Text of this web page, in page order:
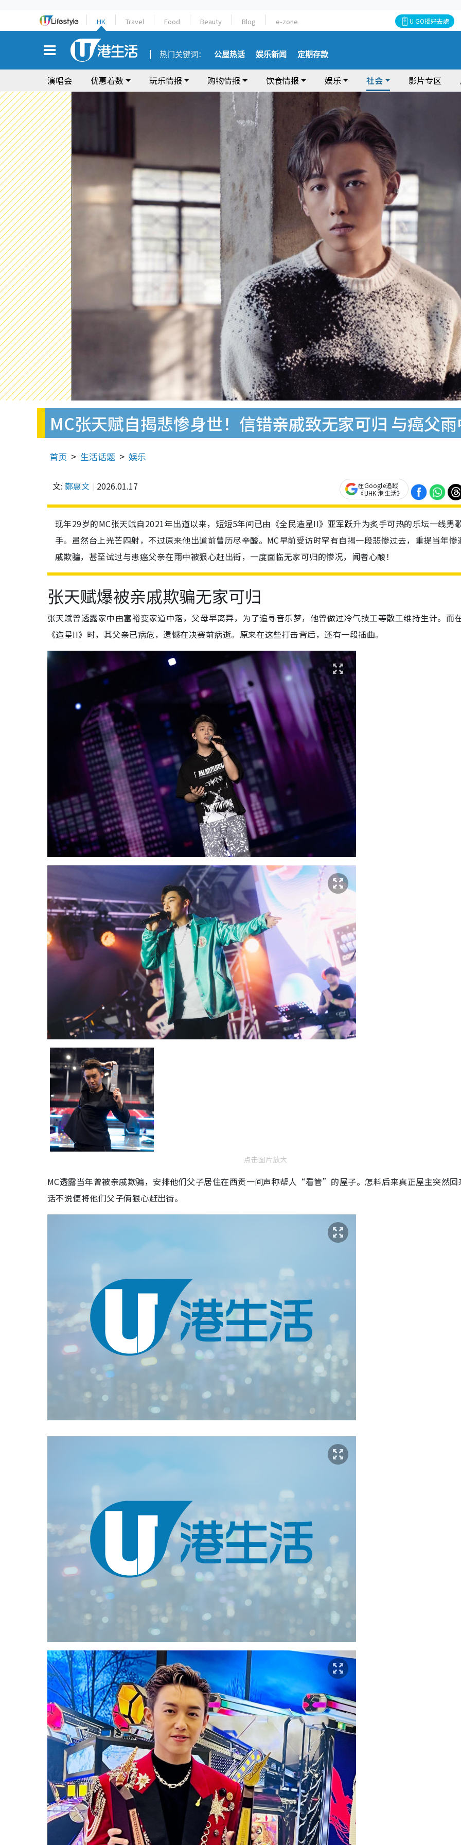
HK Travel Food Beauty Blog e-zone U GO搵好去處
热门关键词： 公屋热话 娱乐新闻 定期存款
演唱会 优惠着数 玩乐情报 购物情报 饮食情报 娱乐 社会 影片专区
MC张天赋自揭悲惨身世！信错亲戚致无家可归 与癌父
首页 生活话题 娱乐
文: 鄭惠文 2026.01.17
在Google追蹤
《UHK 港生活》
现年29岁的MC张天赋自2021年出道以来，短短5年间已由《全民造星II》亚军跃升为炙手可热的乐坛一线男
手。虽然台上光芒四射，不过原来他出道前曾历尽辛酸。MC早前受访时罕有自揭一段悲惨过去，重提当年惨
戚欺骗，甚至试过与患癌父亲在雨中被狠心赶出街，一度面临无家可归的惨况，闻者心酸！
张天赋爆被亲戚欺骗无家可归
张天赋曾透露家中由富裕变家道中落，父母早离异，为了追寻音乐梦，他曾做过冷气技工等散工维持生计。而
《造星II》时，其父亲已病危，遗憾在决赛前病逝。原来在这些打击背后，还有一段插曲。
点击图片放大
MC透露当年曾被亲戚欺骗，安排他们父子居住在西贡一间声称帮人“看管”的屋子。怎料后来真正屋主突然回
话不说便将他们父子俩狠心赶出街。